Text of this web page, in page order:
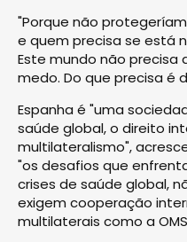
"Porque não
e quem precisa se está
Este mundo não precisa
medo. Do que precisa é
Espanha é "uma
saúde global, o direito
multilateralismo",
"os desafios que
crises de saúde global,
exigem cooperação
multilaterais como a